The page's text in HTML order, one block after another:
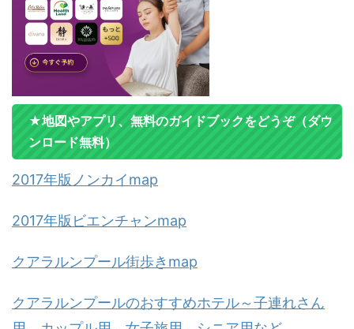
★地図やアプリ、無料のガイドブックをどうぞ（ダウ
ンロード無料）
2017年版ノンカイmap
2017年版ビエンチャンmap
クアラルンプール街歩きmap
クアラルンプールのおすすめホテル～子連れさん